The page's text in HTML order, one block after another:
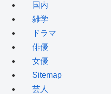
国内
雑学
ドラマ
俳優
女優
Sitemap
芸人